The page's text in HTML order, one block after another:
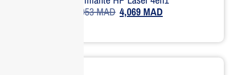
5,053MAD 4,069 MAD